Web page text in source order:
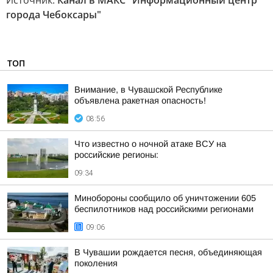
города Чебоксары"
ТОП
Внимание, в Чувашской Республике
объявлена ракетная опасность!
08:56
Что известно о ночной атаке ВСУ на
российские регионы:
09:34
Минобороны сообщило об уничтожении 605
беспилотников над российскими регионами
09:06
В Чувашии рождается песня, объединяющая
поколения